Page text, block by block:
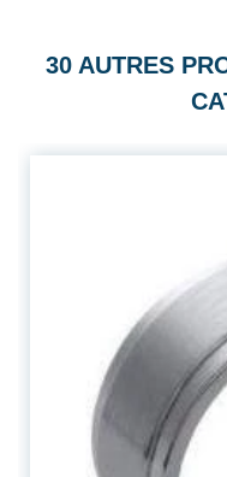
30 AUTRES